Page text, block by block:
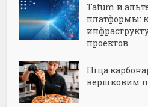
Tatum и
платформы:
проектов
Піца
вершковим